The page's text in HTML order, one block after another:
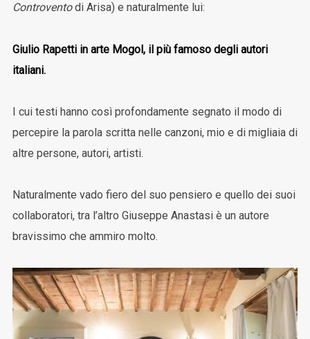
Controventodi Arisa) e naturalmente lui:
Giulio Rapetti in arte Mogol, il più famoso degli autori
italiani.
I cui testi hanno così profondamente segnato il modo di
percepire la parola scritta nelle canzoni, mio e di migliaia di
altre persone, autori, artisti.
Naturalmente vado fiero del suo pensiero e quello dei suoi
collaboratori, tra l’altro Giuseppe Anastasi è un autore
bravissimo che ammiro molto.